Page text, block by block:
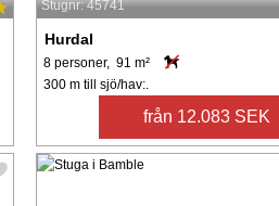
Stugnr: 45741
Hurdal
8 personer, 91 m²
300 m till sjö/hav:.
från 12.083 SEK